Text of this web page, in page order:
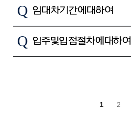
Q 임대차 기간에 대하여
Q 입주 및 입점 절차에 대하여
1 2